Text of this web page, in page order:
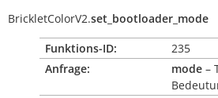
BrickletColorV2.set_bootloader_mode
Funktions-ID:
235
Anfrage:
mode –